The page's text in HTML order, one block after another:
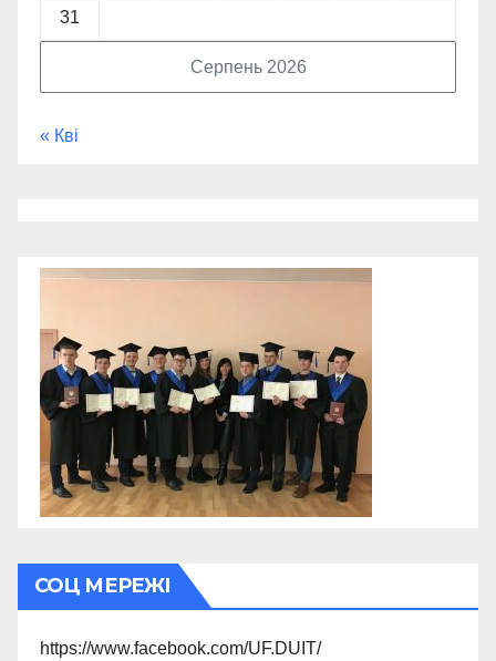
Серпень 2026
31
« Кві
СОЦ МЕРЕЖІ
https://www.facebook.com/UF.DUIT/